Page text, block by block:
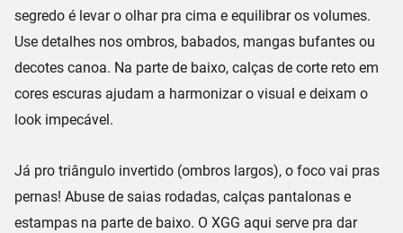
segredo é levar o olhar pra cima e equilibrar os volumes.
Use detalhes nos ombros, babados, mangas bufantes ou
decotes canoa. Na parte de baixo, calças de corte reto em
cores escuras ajudam a harmonizar o visual e deixam o
look impecável.
Já pro triângulo invertido (ombros largos), o foco vai pras
pernas! Abuse de saias rodadas, calças pantalonas e
estampas na parte de baixo. O XGG aqui serve pra dar